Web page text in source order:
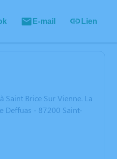
E-mail Lien
à Saint Brice Sur Vienne. La
Deffuas - 87200 Saint-